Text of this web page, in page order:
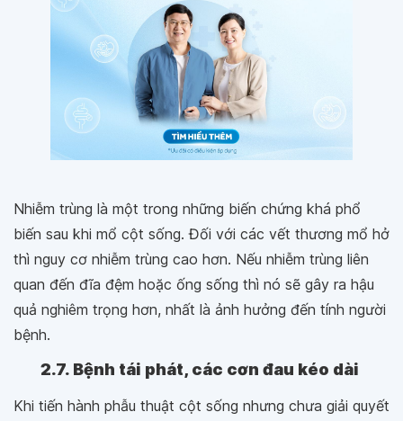
Nhiễm trùng là một trong những biến chứng khá phổ
biến sau khi mổ cột sống. Đối với các vết thương mổ hở
thì nguy cơ nhiễm trùng cao hơn. Nếu nhiễm trùng liên
quan đến đĩa đệm hoặc ống sống thì nó sẽ gây ra hậu
quả nghiêm trọng hơn, nhất là ảnh hưởng đến tính người
bệnh.
2.7. Bệnh tái phát, các cơn đau kéo dài
Khi tiến hành phẫu thuật cột sống nhưng chưa giải quyết